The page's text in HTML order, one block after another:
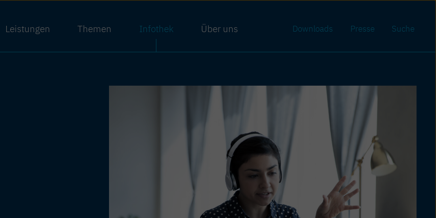
Leistungen Themen Infothek Über uns Downloads Presse Suche